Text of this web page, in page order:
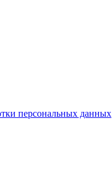
персональных данных